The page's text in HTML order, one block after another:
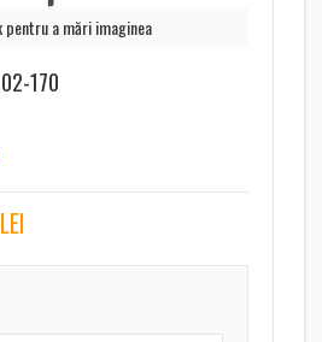
pentru a mări imaginea
170
LEI